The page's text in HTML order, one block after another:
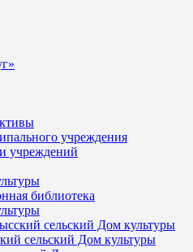
учреждения
учреждений
библиотека
сельский Дом культуры
сельский Дом культуры